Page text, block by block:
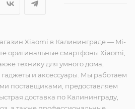
Xiaomi в Калининграде — Mi-
оригинальные смартфоны Xiaomi,
технику для умного дома,
и аксессуары. Мы работаем
поставщиками, предоставляем
доставка по Калининграду,